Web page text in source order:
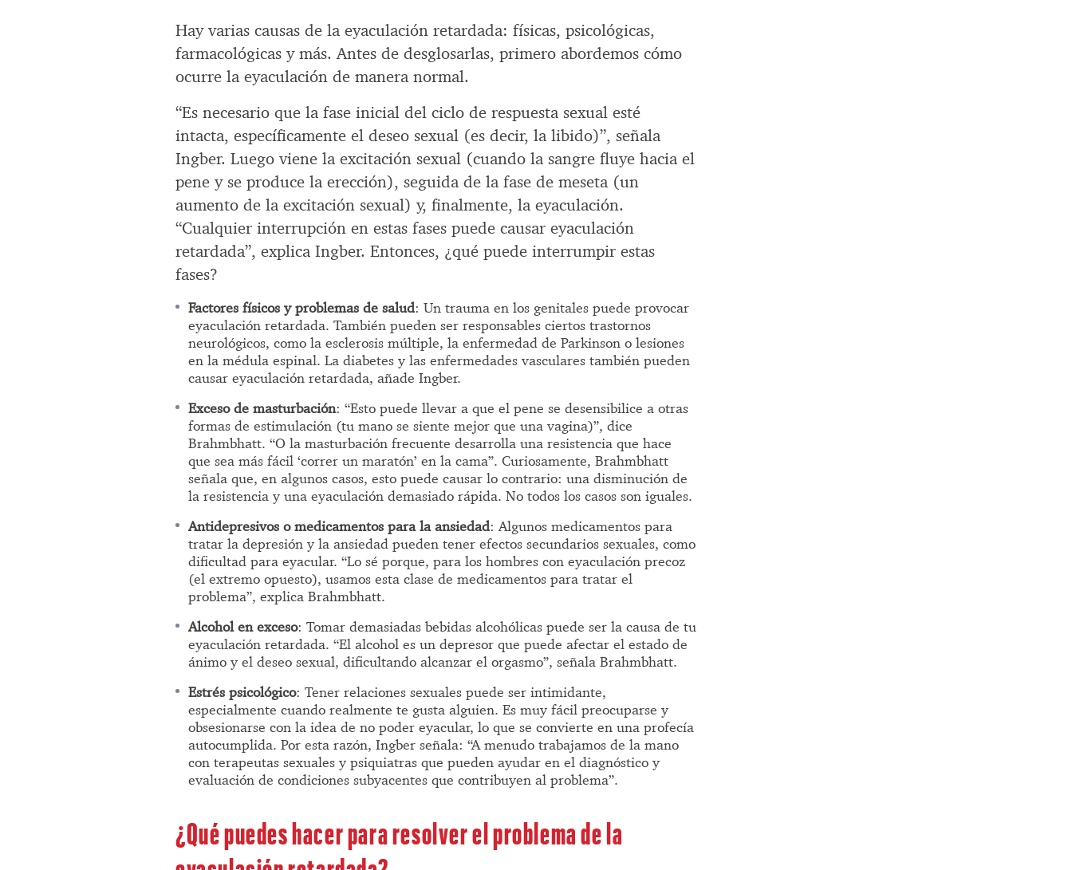
Hay varias causas de la eyaculación retardada: físicas, psicológicas,
farmacológicas y más. Antes de desglosarlas, primero abordemos cómo
ocurre la eyaculación de manera normal.
“Es necesario que la fase inicial del ciclo de respuesta sexual esté
intacta, específicamente el deseo sexual (es decir, la libido)”, señala
Ingber. Luego viene la excitación sexual (cuando la sangre fluye hacia el
pene y se produce la erección), seguida de la fase de meseta (un
aumento de la excitación sexual) y, finalmente, la eyaculación.
“Cualquier interrupción en estas fases puede causar eyaculación
retardada”, explica Ingber. Entonces, ¿qué puede interrumpir estas
fases?
Factores físicos y problemas de salud: Un trauma en los genitales puede provocar
eyaculación retardada. También pueden ser responsables ciertos trastornos
neurológicos, como la esclerosis múltiple, la enfermedad de Parkinson o lesiones
en la médula espinal. La diabetes y las enfermedades vasculares también pueden
causar eyaculación retardada, añade Ingber.
Exceso de masturbación: “Esto puede llevar a que el pene se desensibilice a otras
formas de estimulación (tu mano se siente mejor que una vagina)”, dice
Brahmbhatt. “O la masturbación frecuente desarrolla una resistencia que hace
que sea más fácil ‘correr un maratón’ en la cama”. Curiosamente, Brahmbhatt
señala que, en algunos casos, esto puede causar lo contrario: una disminución de
la resistencia y una eyaculación demasiado rápida. No todos los casos son iguales.
Antidepresivos o medicamentos para la ansiedad: Algunos medicamentos para
tratar la depresión y la ansiedad pueden tener efectos secundarios sexuales, como
dificultad para eyacular. “Lo sé porque, para los hombres con eyaculación precoz
(el extremo opuesto), usamos esta clase de medicamentos para tratar el
problema”, explica Brahmbhatt.
Alcohol en exceso: Tomar demasiadas bebidas alcohólicas puede ser la causa de tu
eyaculación retardada. “El alcohol es un depresor que puede afectar el estado de
ánimo y el deseo sexual, dificultando alcanzar el orgasmo”, señala Brahmbhatt.
Estrés psicológico: Tener relaciones sexuales puede ser intimidante,
especialmente cuando realmente te gusta alguien. Es muy fácil preocuparse y
obsesionarse con la idea de no poder eyacular, lo que se convierte en una profecía
autocumplida. Por esta razón, Ingber señala: “A menudo trabajamos de la mano
con terapeutas sexuales y psiquiatras que pueden ayudar en el diagnóstico y
evaluación de condiciones subyacentes que contribuyen al problema”.
¿Qué puedes hacer para resolver el problema de la